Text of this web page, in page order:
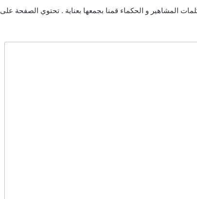
المشاهير و الحكماء قمنا بجمعها بعناية . تحتوي الصفحة على